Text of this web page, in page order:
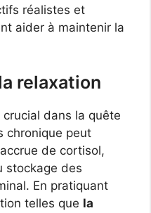
réalistes et
aider à maintenir la
relaxation
dans la quête
chronique peut
de cortisol,
stockage des
En pratiquant
telles que la